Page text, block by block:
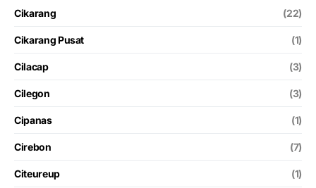
Cikarang (22)
Cikarang Pusat (1)
Cilacap (3)
Cilegon (3)
Cipanas (1)
Cirebon (7)
Citeureup (1)